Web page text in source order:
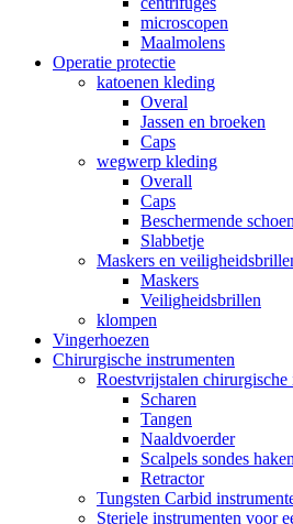
microscopen
Maalmolens
Operatie protectie
katoenen kleding
Overal
Jassen en broeken
Caps
wegwerp kleding
Overall
Caps
Beschermende
Slabbetje
Maskers en
Maskers
Veiligheidsbrillen
klompen
Vingerhoezen
Chirurgische instrumenten
Roestvrijstalen chirurgische
Scharen
Tangen
Naaldvoerder
Scalpels sondes
Retractor
Tungsten Carbid
Steriele instrumenten voor